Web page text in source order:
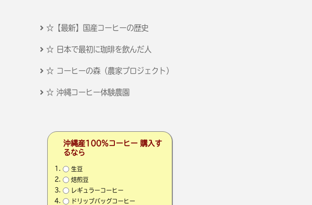
☆【最新】国産コーヒーの歴史
☆ 日本で最初に珈琲を飲んだ人
☆ コーヒーの森（農家プロジェクト）
☆ 沖縄コーヒー体験農園
沖縄産100％コーヒー 購入す
るなら
生豆
焙煎豆
レギュラーコーヒー
ドリップバッグコーヒー